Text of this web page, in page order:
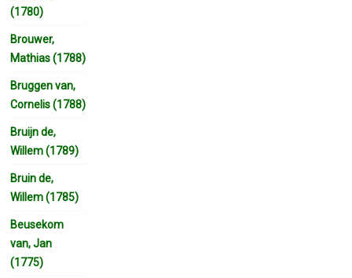
(1780)
Brouwer,
Mathias (1788)
Bruggen van,
Cornelis (1788)
Bruijn de,
Willem (1789)
Bruin de,
Willem (1785)
Beusekom
van, Jan
(1775)